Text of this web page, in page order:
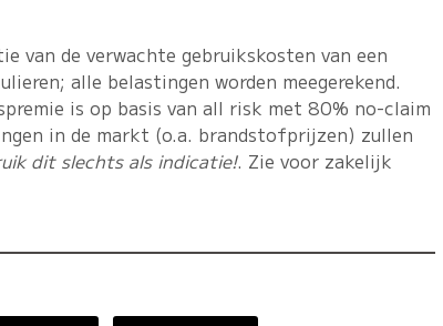
van de verwachte gebruikskosten van een
alle belastingen worden meegerekend.
is op basis van all risk met 80% no-claim
in de markt (o.a. brandstofprijzen) zullen
dit slechts als indicatie!. Zie voor zakelijk